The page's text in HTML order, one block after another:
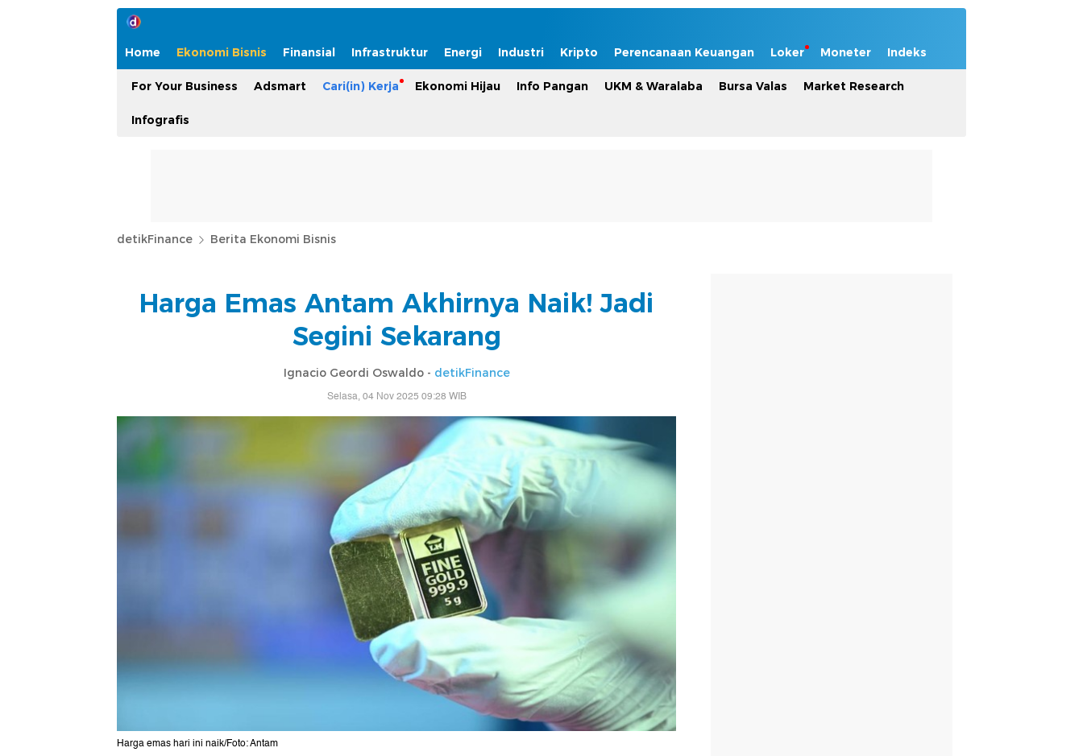
Home Ekonomi Bisnis Finansial Infrastruktur Energi Industri Kripto Perencanaan Keuangan Loker Moneter Indeks
For Your Business Adsmart Cari(in) Kerja Ekonomi Hijau Info Pangan UKM & Waralaba Bursa Valas Market Research
Infografis
detikFinance Berita Ekonomi Bisnis
Harga Emas Antam Akhirnya Naik! Jadi
Segini Sekarang
Ignacio Geordi Oswaldo - detikFinance
Selasa, 04 Nov 2025 09:28 WIB
Harga emas hari ini naik/Foto: Antam